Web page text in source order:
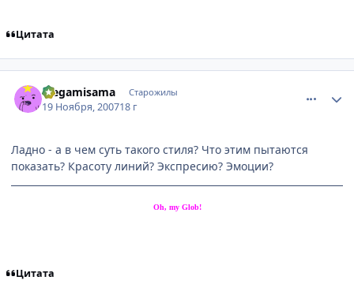
Цитата
Mеgamisama Старожилы
19 Ноября, 200718 г
Ладно - а в чем суть такого стиля? Что этим пытаются
показать? Красоту линий? Экспресию? Эмоции?
Oh, my Glob!
Цитата